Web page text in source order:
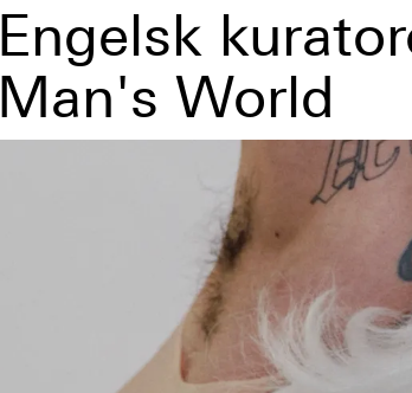
Engelsk
Man's World